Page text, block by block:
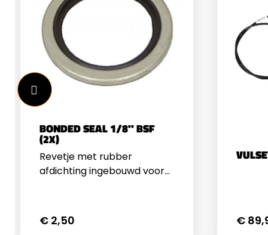
BONDED SEAL 1/8" BSF
(2X)
Revetje met rubber
afdichting ingebouwd voor
per verpakking1/8" BSF
€ 2,50 €